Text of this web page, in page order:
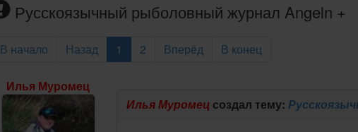
Русскоязычный рыболовный журнал Angeln +
В начало Назад 1 2 Вперёд В конец
Илья Муромец
Илья Муромецсоздал тему: